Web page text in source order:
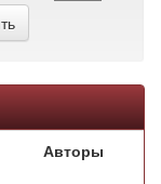
Авторы